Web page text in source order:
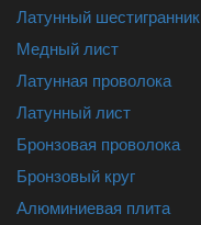
Латунный шестигранник
Медный лист
Латунная проволока
Латунный лист
Бронзовая проволока
Бронзовый круг
Алюминиевая плита